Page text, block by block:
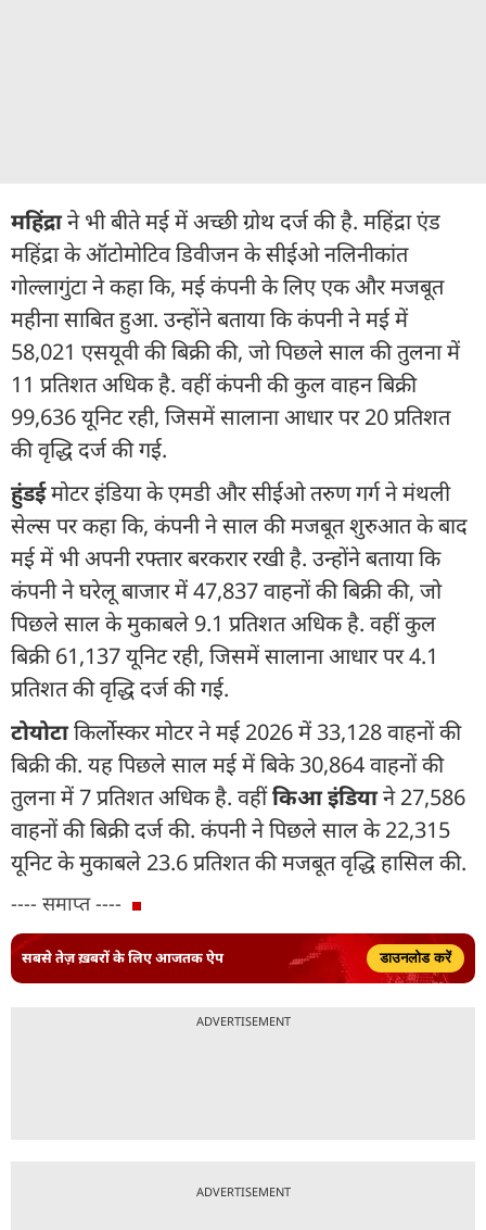
महिंद्राने भी बीते मई में अच्छी ग्रोथ दर्ज की है. महिंद्रा एंड
महिंद्रा के ऑटोमोटिव डिवीजन के सीईओ नलिनीकांत
गोल्लागुंटा ने कहा कि, मई कंपनी के लिए एक और मजबूत
महीना साबित हुआ. उन्होंने बताया कि कंपनी ने मई में
58,021 एसयूवी की बिक्री की, जो पिछले साल की तुलना में
11 प्रतिशत अधिक है. वहीं कंपनी की कुल वाहन बिक्री
99,636 यूनिट रही, जिसमें सालाना आधार पर 20 प्रतिशत
की वृद्धि दर्ज की गई.
हुंडईमोटर इंडिया के एमडी और सीईओ तरुण गर्ग ने मंथली
सेल्स पर कहा कि, कंपनी ने साल की मजबूत शुरुआत के बाद
मई में भी अपनी रफ्तार बरकरार रखी है. उन्होंने बताया कि
कंपनी ने घरेलू बाजार में 47,837 वाहनों की बिक्री की, जो
पिछले साल के मुकाबले 9.1 प्रतिशत अधिक है. वहीं कुल
बिक्री 61,137 यूनिट रही, जिसमें सालाना आधार पर 4.1
प्रतिशत की वृद्धि दर्ज की गई.
टोयोटाकिर्लोस्कर मोटर ने मई 2026 में 33,128 वाहनों की
बिक्री की. यह पिछले साल मई में बिके 30,864 वाहनों की
तुलना में 7 प्रतिशत अधिक है. वहींकिआ इंडियाने 27,586
वाहनों की बिक्री दर्ज की. कंपनी ने पिछले साल के 22,315
यूनिट के मुकाबले 23.6 प्रतिशत की मजबूत वृद्धि हासिल की.
---- समाप्त ----
सबसे तेज़ ख़बरों के लिए आजतक ऐप डाउनलोड करें
ADVERTISEMENT
ADVERTISEMENT